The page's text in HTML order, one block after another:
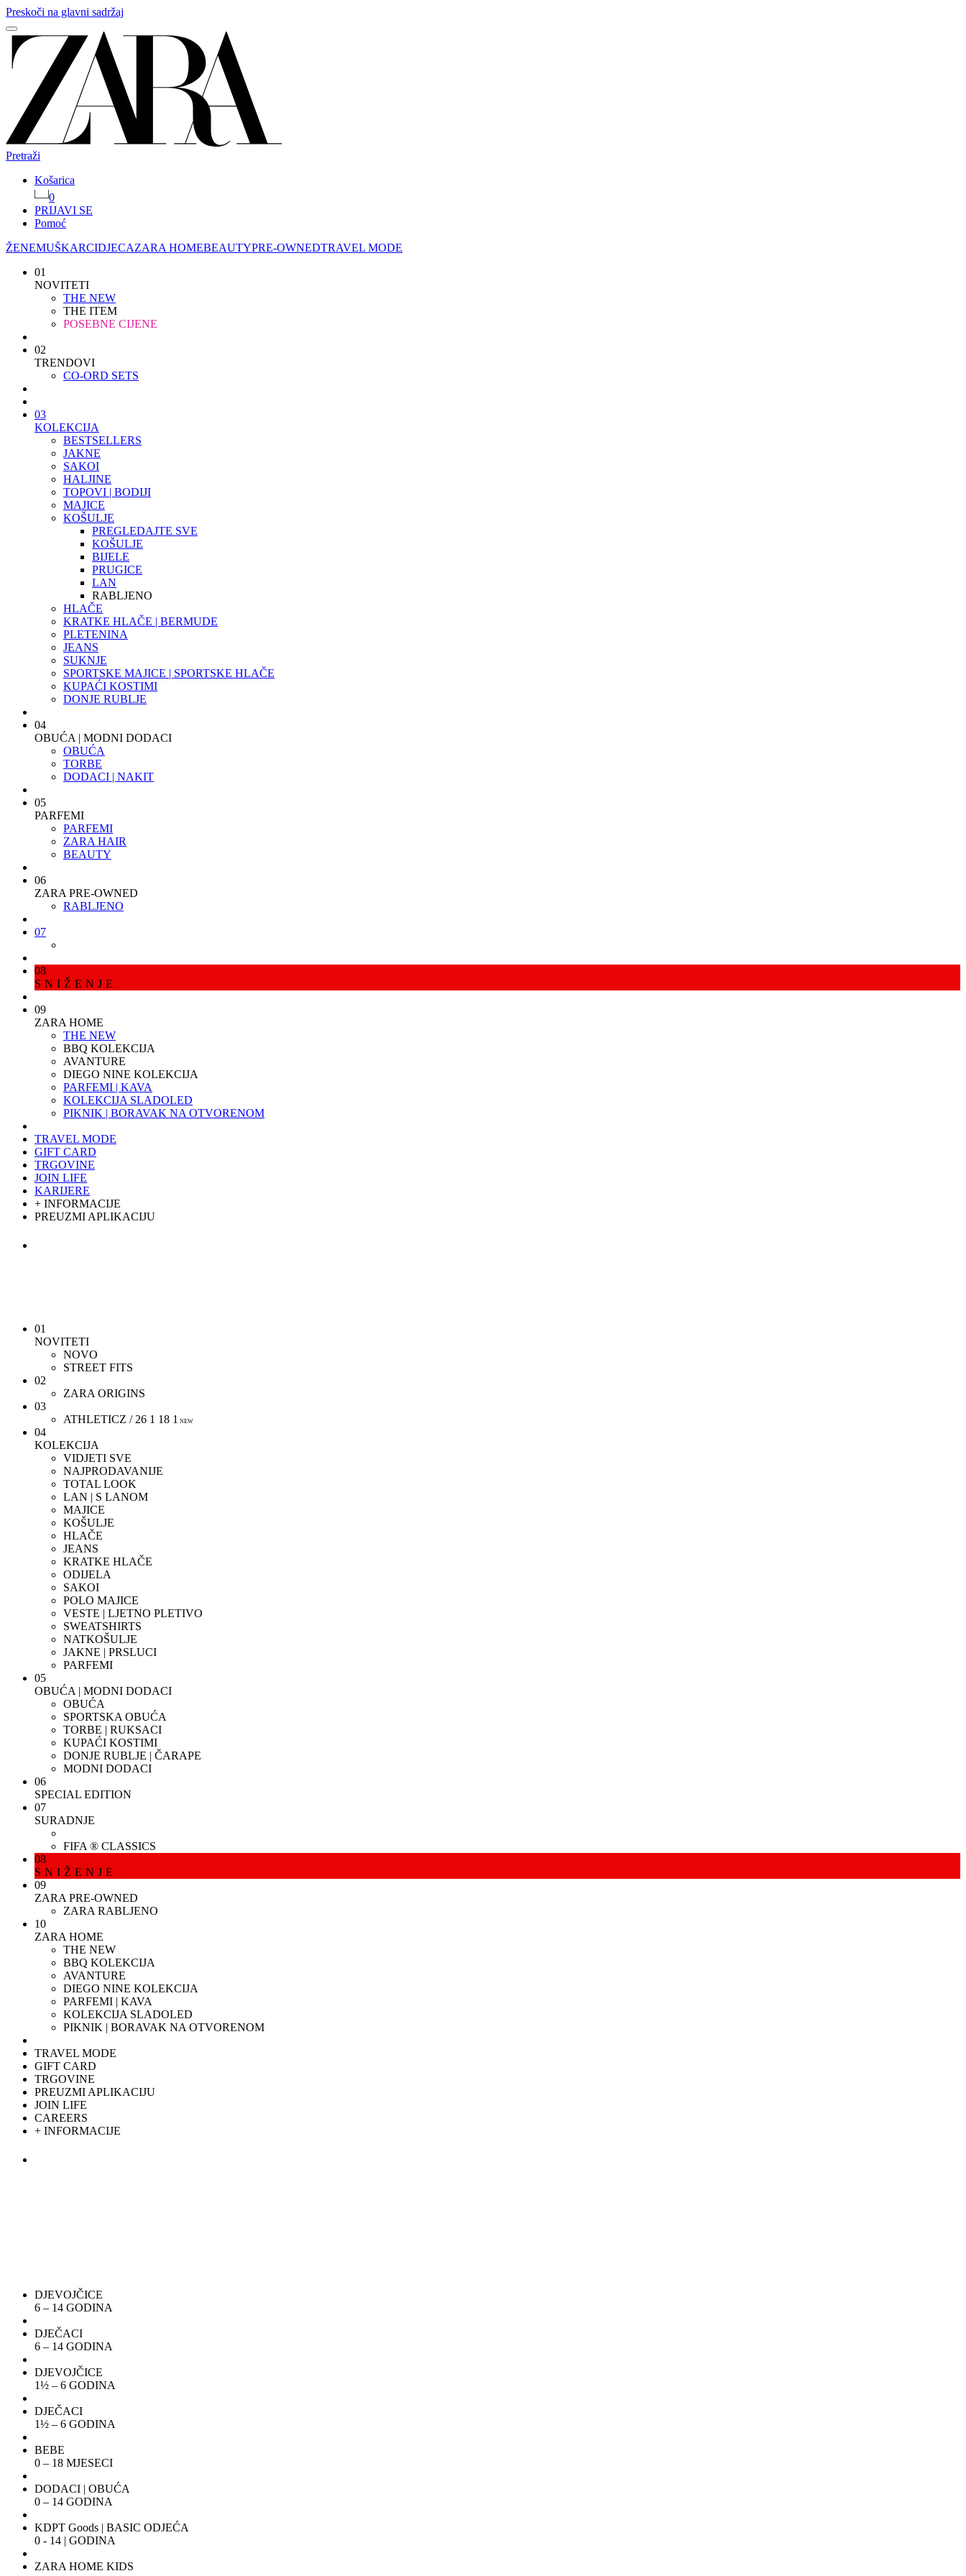
Preskoči na glavni sadržaj
Pretraži
Košarica
0
PRIJAVI SE
Pomoć
ŽENEMUŠKARCIDJECAZARA HOMEBEAUTYPRE-OWNEDTRAVEL MODE
01
NOVITETI
THE NEW
THE ITEM
POSEBNE CIJENE
02
TRENDOVI
CO-ORD SETS
03
KOLEKCIJA
BESTSELLERS
JAKNE
SAKOI
HALJINE
TOPOVI | BODIJI
MAJICE
KOŠULJE
PREGLEDAJTE SVE
KOŠULJE
BIJELE
PRUGICE
LAN
RABLJENO
HLAČE
KRATKE HLAČE | BERMUDE
PLETENINA
JEANS
SUKNJE
SPORTSKE MAJICE | SPORTSKE HLAČE
KUPAĆI KOSTIMI
DONJE RUBLJE
04
OBUĆA | MODNI DODACI
OBUĆA
TORBE
DODACI | NAKIT
05
PARFEMI
PARFEMI
ZARA HAIR
BEAUTY
06
ZARA PRE-OWNED
RABLJENO
07
08
SNIŽENJE
09
ZARA HOME
THE NEW
BBQ KOLEKCIJA
AVANTURE
DIEGO NINE KOLEKCIJA
PARFEMI | KAVA
KOLEKCIJA SLADOLED
PIKNIK | BORAVAK NA OTVORENOM
TRAVEL MODE
GIFT CARD
TRGOVINE
JOIN LIFE
KARIJERE
+ INFORMACIJE
PREUZMI APLIKACIJU
01
NOVITETI
NOVO
STREET FITS
02
ZARA ORIGINS
03
ATHLETICZ / 26 1 18 1 NEW
04
KOLEKCIJA
VIDJETI SVE
NAJPRODAVANIJE
TOTAL LOOK
LAN | S LANOM
MAJICE
KOŠULJE
HLAČE
JEANS
KRATKE HLAČE
ODIJELA
SAKOI
POLO MAJICE
VESTE | LJETNO PLETIVO
SWEATSHIRTS
NATKOŠULJE
JAKNE | PRSLUCI
PARFEMI
05
OBUĆA | MODNI DODACI
OBUĆA
SPORTSKA OBUĆA
TORBE | RUKSACI
KUPAĆI KOSTIMI
DONJE RUBLJE | ČARAPE
MODNI DODACI
06
SPECIAL EDITION
07
SURADNJE
FIFA ® CLASSICS
08
SNIŽENJE
09
ZARA PRE-OWNED
ZARA RABLJENO
10
ZARA HOME
THE NEW
BBQ KOLEKCIJA
AVANTURE
DIEGO NINE KOLEKCIJA
PARFEMI | KAVA
KOLEKCIJA SLADOLED
PIKNIK | BORAVAK NA OTVORENOM
TRAVEL MODE
GIFT CARD
TRGOVINE
PREUZMI APLIKACIJU
JOIN LIFE
CAREERS
+ INFORMACIJE
DJEVOJČICE
6 – 14 GODINA
DJEČACI
6 – 14 GODINA
DJEVOJČICE
1½ – 6 GODINA
DJEČACI
1½ – 6 GODINA
BEBE
0 – 18 MJESECI
DODACI | OBUĆA
0 – 14 GODINA
KDPT Goods | BASIC ODJEĆA
0 - 14 | GODINA
ZARA HOME KIDS